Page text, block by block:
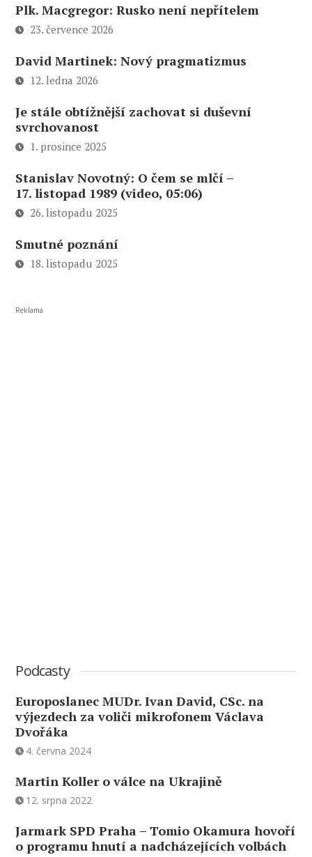
Plk. Macgregor: Rusko není nepřítelem
23. července 2026
David Martinek: Nový pragmatizmus
12. ledna 2026
Je stále obtížnější zachovat si duševní
svrchovanost
1. prosince 2025
Stanislav Novotný: O čem se mlčí –
17. listopad 1989 (video, 05:06)
26. listopadu 2025
Smutné poznání
18. listopadu 2025
Reklama
Podcasty
Europoslanec MUDr. Ivan David, CSc. na
výjezdech za voliči mikrofonem Václava
Dvořáka
4. června 2024
Martin Koller o válce na Ukrajině
12. srpna 2022
Jarmark SPD Praha – Tomio Okamura hovoří
o programu hnutí a nadcházejících volbách